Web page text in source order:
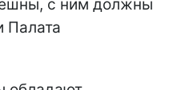
с ним должны
Палата